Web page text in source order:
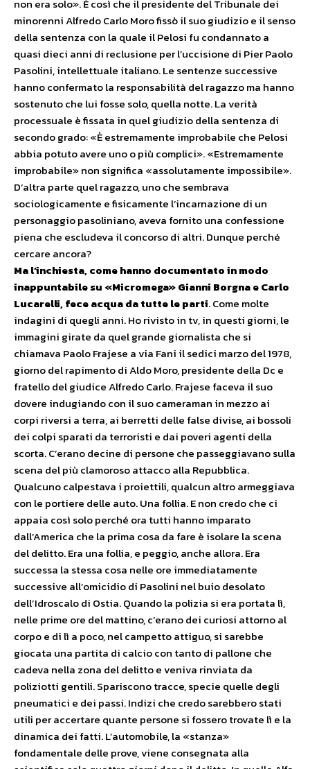
non era solo». È così che il presidente del Tribunale dei
minorenni Alfredo Carlo Moro fissò il suo giudizio e il senso
della sentenza con la quale il Pelosi fu condannato a
quasi dieci anni di reclusione per l’uccisione di Pier Paolo
Pasolini, intellettuale italiano. Le sentenze successive
hanno confermato la responsabilità del ragazzo ma hanno
sostenuto che lui fosse solo, quella notte. La verità
processuale è fissata in quel giudizio della sentenza di
secondo grado: «È estremamente improbabile che Pelosi
abbia potuto avere uno o più complici». «Estremamente
improbabile» non significa «assolutamente impossibile».
D’altra parte quel ragazzo, uno che sembrava
sociologicamente e fisicamente l’incarnazione di un
personaggio pasoliniano, aveva fornito una confessione
piena che escludeva il concorso di altri. Dunque perché
cercare ancora?
Ma l’inchiesta, come hanno documentato in modo
inappuntabile su «Micromega» Gianni Borgna e Carlo
Lucarelli, fece acqua da tutte le parti. Come molte
indagini di quegli anni. Ho rivisto in tv, in questi giorni, le
immagini girate da quel grande giornalista che si
chiamava Paolo Frajese a via Fani il sedici marzo del 1978,
giorno del rapimento di Aldo Moro, presidente della Dc e
fratello del giudice Alfredo Carlo. Frajese faceva il suo
dovere indugiando con il suo cameraman in mezzo ai
corpi riversi a terra, ai berretti delle false divise, ai bossoli
dei colpi sparati da terroristi e dai poveri agenti della
scorta. C’erano decine di persone che passeggiavano sulla
scena del più clamoroso attacco alla Repubblica.
Qualcuno calpestava i proiettili, qualcun altro armeggiava
con le portiere delle auto. Una follia. E non credo che ci
appaia così solo perché ora tutti hanno imparato
dall’America che la prima cosa da fare è isolare la scena
del delitto. Era una follia, e peggio, anche allora. Era
successa la stessa cosa nelle ore immediatamente
successive all’omicidio di Pasolini nel buio desolato
dell’Idroscalo di Ostia. Quando la polizia si era portata lì,
nelle prime ore del mattino, c’erano dei curiosi attorno al
corpo e di lì a poco, nel campetto attiguo, si sarebbe
giocata una partita di calcio con tanto di pallone che
cadeva nella zona del delitto e veniva rinviata da
poliziotti gentili. Spariscono tracce, specie quelle degli
pneumatici e dei passi. Indizi che credo sarebbero stati
utili per accertare quante persone si fossero trovate lì e la
dinamica dei fatti. L’automobile, la «stanza»
fondamentale delle prove, viene consegnata alla